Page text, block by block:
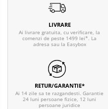
LIVRARE
Ai livrare gratuita, cu verificare, la
comenzi de peste 1499 lei*. La
adresa sau la Easybox
RETUR/GARANTIE*
Ai 14 zile sa te razgandesti. Garantie
24 luni persoane fizice, 12 luni
persoane juridice